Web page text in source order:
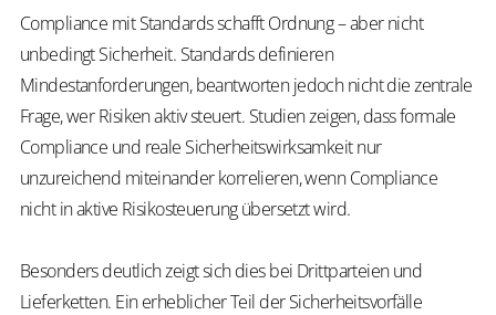
Compliance mit Standards schafft Ordnung – aber nicht
unbedingt Sicherheit. Standards definieren
Mindestanforderungen, beantworten jedoch nicht die zentrale
Frage, wer Risiken aktiv steuert. Studien zeigen, dass formale
Compliance und reale Sicherheitswirksamkeit nur
unzureichend miteinander korrelieren, wenn Compliance
nicht in aktive Risikosteuerung übersetzt wird.
Besonders deutlich zeigt sich dies bei Drittparteien und
Lieferketten. Ein erheblicher Teil der Sicherheitsvorfälle